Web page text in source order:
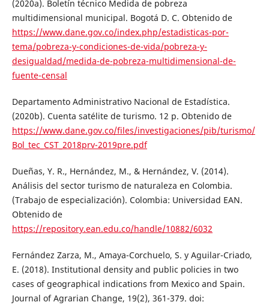
(2020a). Boletín técnico Medida de pobreza
multidimensional municipal. Bogotá D. C. Obtenido de
https://www.dane.gov.co/index.php/estadisticas-por-
tema/pobreza-y-condiciones-de-vida/pobreza-y-
desigualdad/medida-de-pobreza-multidimensional-de-
fuente-censal
Departamento Administrativo Nacional de Estadística.
(2020b). Cuenta satélite de turismo. 12 p. Obtenido de
https://www.dane.gov.co/files/investigaciones/pib/turismo/
Bol_tec_CST_2018prv-2019pre.pdf
Dueñas, Y. R., Hernández, M., & Hernández, V. (2014).
Análisis del sector turismo de naturaleza en Colombia.
(Trabajo de especialización). Colombia: Universidad EAN.
Obtenido de
https://repository.ean.edu.co/handle/10882/6032
Fernández Zarza, M., Amaya-Corchuelo, S. y Aguilar-Criado,
E. (2018). Institutional density and public policies in two
cases of geographical indications from Mexico and Spain.
Journal of Agrarian Change, 19(2), 361-379. doi: